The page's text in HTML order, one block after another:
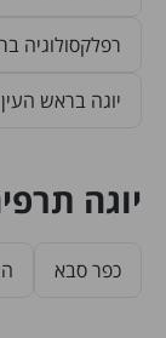
רפלקסולוגיה
יוגה בראש העין
יוגה
כפר סבא